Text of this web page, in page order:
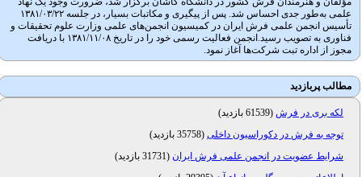
علمی به‌طور جدی احساس شد. پس از پیگیری و مکاتبات بسیار، در جلسه ۱۳۸۱/۰۳/۲۲
تأسیس انجمن علمی فرش ایران در کمیسیون انجمن‌های علمی وزارت علوم تحقیقات و
فناوری به تصویب رسید.انجمن فعالیت رسمی خود را در تاریخ ۱۳۸۱/۱۱/۰۸ با دریافت
مجوز از اداره تبت شرکت‌ها آغاز نمود.
مطالب پربازدید
لکه بری در فرش( 61539 بازدید
)
توجه به فرش در دکوراسیون داخلی( 35758 بازدید
)
شرایط عضویت در انجمن علمی فرش ایران (31731 بازدید
)